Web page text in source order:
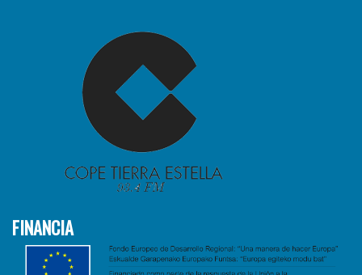
FINANCIA